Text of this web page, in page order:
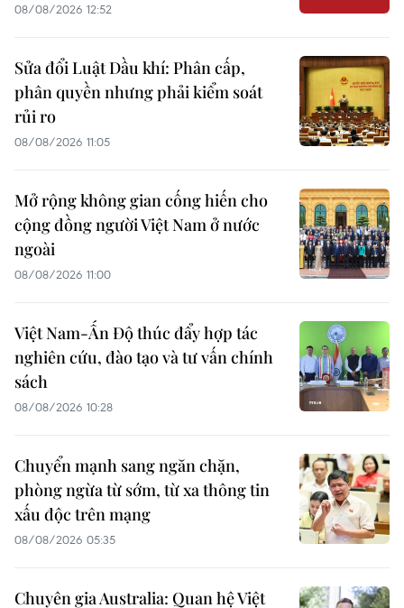
08/08/2026 12:52
Sửa đổi Luật Dầu khí: Phân cấp,
phân quyền nhưng phải kiểm soát
rủi ro
08/08/2026 11:05
Mở rộng không gian cống hiến cho
cộng đồng người Việt Nam ở nước
ngoài
08/08/2026 11:00
Việt Nam-Ấn Độ thúc đẩy hợp tác
nghiên cứu, đào tạo và tư vấn chính
sách
08/08/2026 10:28
Chuyển mạnh sang ngăn chặn,
phòng ngừa từ sớm, từ xa thông tin
xấu độc trên mạng
08/08/2026 05:35
Chuyên gia Australia: Quan hệ Việt